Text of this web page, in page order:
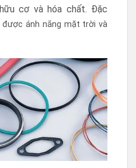
cơ và hóa chất. Đặc
được ánh nắng mặt trời và